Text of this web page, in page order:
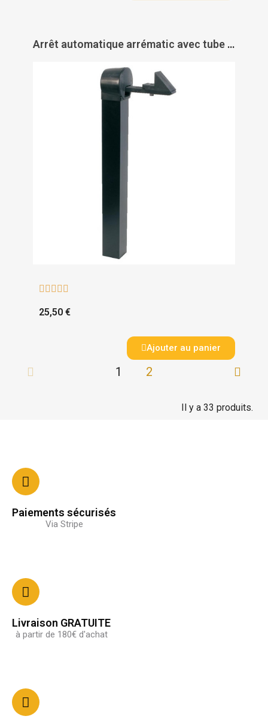
Arrêt automatique arrématic avec tube pour portail battant - TIRARD
    
25,50 €
Ajouter au panier
1 2
Il y a 33 produits.
Paiements sécurisés
Via Stripe
Livraison GRATUITE
à partir de 180€ d'achat